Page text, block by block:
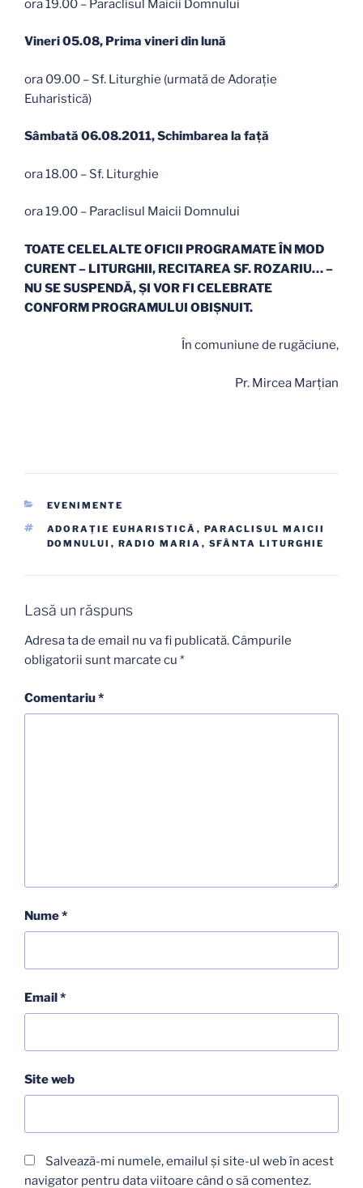
ora 19.00 – Paraclisul Maicii Domnului
Vineri 05.08, Prima vineri din lună
ora 09.00 – Sf. Liturghie (urmată de Adoraţie
Euharistică)
Sâmbată 06.08.2011, Schimbarea la faţă
ora 18.00 – Sf. Liturghie
ora 19.00 – Paraclisul Maicii Domnului
TOATE CELELALTE OFICII PROGRAMATE ÎN MOD
CURENT– LITURGHII, RECITAREA SF. ROZARIU… –
NU SE SUSPENDĂ, ŞI VOR FI CELEBRATE
CONFORM PROGRAMULUI OBIŞNUIT.
În comuniune de rugăciune,
Pr. Mircea Marţian
CATEGORII
EVENIMENTE
ETICHETE
ADORAŢIE EUHARISTICĂ , PARACLISUL MAICII
DOMNULUI , RADIO MARIA , SFÂNTA LITURGHIE
Lasă un răspuns
Adresa ta de email nu va fi publicată. Câmpurile
obligatorii sunt marcate cu *
Comentariu*
Nume*
Email*
Site web
Salvează-mi numele, emailul și site-ul web în acest
navigator pentru data viitoare când o să comentez.